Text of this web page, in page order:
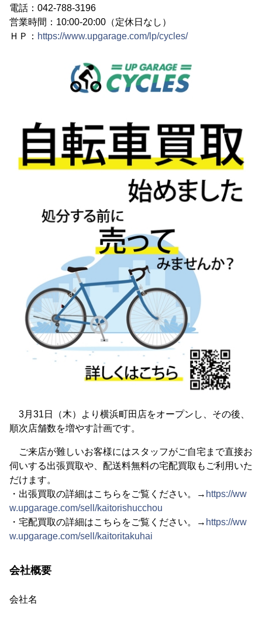
電話：042-788-3196
営業時間：10:00-20:00（定休日なし）
ＨＰ： https://www.upgarage.com/lp/cycles/
3月31日（木）より横浜町田店をオープンし、その後、
順次店舗数を増やす計画です。
ご来店が難しいお客様にはスタッフがご自宅まで直接お
伺いする出張買取や、配送料無料の宅配買取もご利用いた
だけます。
・出張買取の詳細はこちらをご覧ください。→ https://ww
w.upgarage.com/sell/kaitorishucchou
・宅配買取の詳細はこちらをご覧ください。→ https://ww
w.upgarage.com/sell/kaitoritakuhai
会社概要
会社名